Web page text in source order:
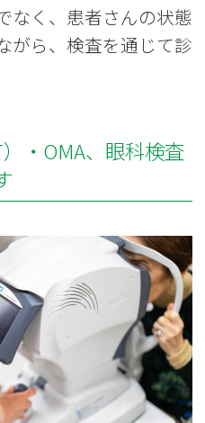
なく、患者さんの状態
がら、検査を通じて診
・OMA、眼科検査